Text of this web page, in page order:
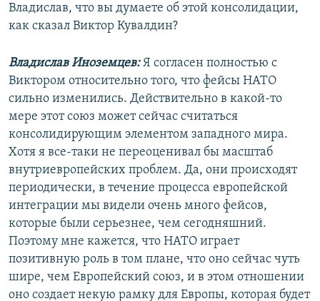
Владислав, что вы думаете об этой консолидации,
как сказал Виктор Кувалдин?
Владислав Иноземцев:Я согласен полностью с
Виктором относительно того, что фейсы НАТО
сильно изменились. Действительно в какой-то
мере этот союз может сейчас считаться
консолидирующим элементом западного мира.
Хотя я все-таки не переоценивал бы масштаб
внутриевропейских проблем. Да, они происходят
периодически, в течение процесса европейской
интеграции мы видели очень много фейсов,
которые были серьезнее, чем сегодняшний.
Поэтому мне кажется, что НАТО играет
позитивную роль в том плане, что оно сейчас чуть
шире, чем Европейский союз, и в этом отношении
оно создает некую рамку для Европы, которая будет